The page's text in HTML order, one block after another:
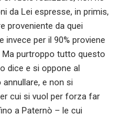
da Lei espresse, in primis,
proveniente da quei
invece per il 90% proviene
Ma purtroppo tutto questo
dice e si oppone al
e non si
cui si vuol per forza far
a Paternò – le cui